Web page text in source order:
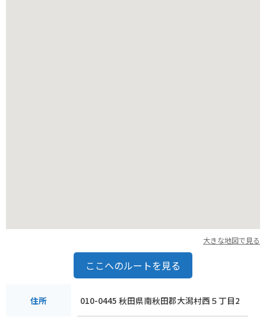
大きな地図で見る
ここへのルートを見る
住所 010-0445 秋田県南秋田郡大潟村西５丁目2